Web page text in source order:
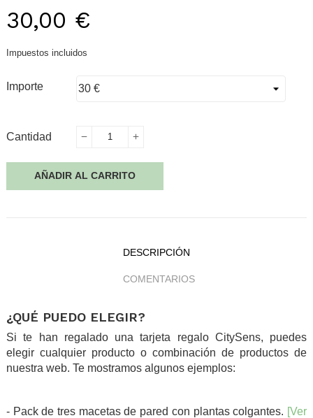
30,00 €
Impuestos incluidos
Importe
Cantidad
AÑADIR AL CARRITO
DESCRIPCIÓN
COMENTARIOS
¿QUÉ PUEDO ELEGIR?
Si te han regalado una tarjeta regalo CitySens, puedes
elegir cualquier producto o combinación de productos de
nuestra web. Te mostramos algunos ejemplos:
- Pack de tres macetas de pared con plantas colgantes. [Ver